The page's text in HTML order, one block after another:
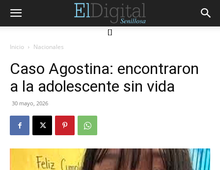
[]
Inicio Nacionales
Caso Agostina: encontraron
a la adolescente sin vida
30 mayo, 2026